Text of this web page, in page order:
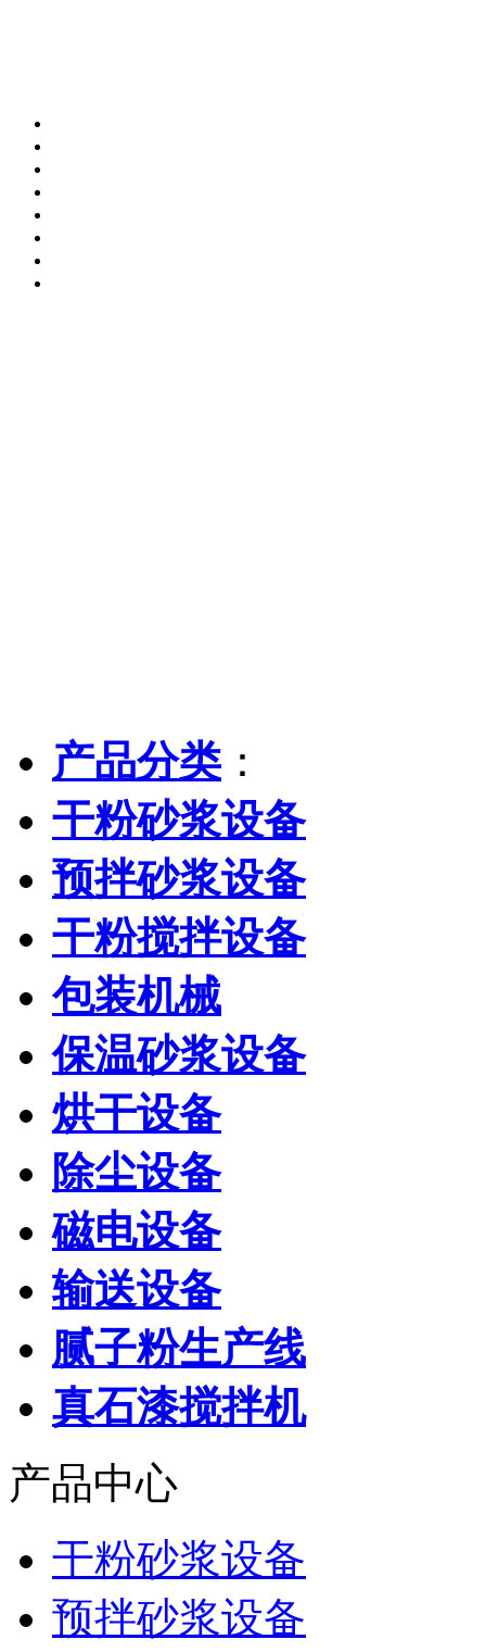
产品分类：
干粉砂浆设备
预拌砂浆设备
干粉搅拌设备
包装机械
保温砂浆设备
烘干设备
除尘设备
磁电设备
输送设备
腻子粉生产线
真石漆搅拌机
产品中心
干粉砂浆设备
预拌砂浆设备